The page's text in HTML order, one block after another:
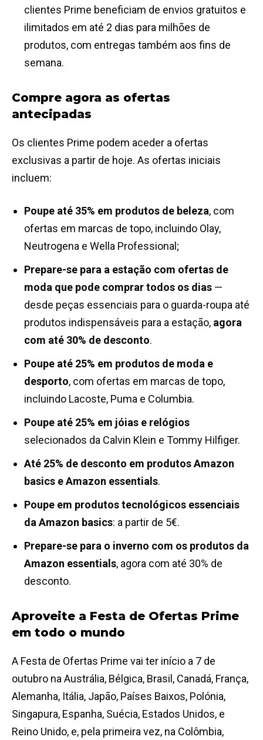
clientes Prime beneficiam de envios gratuitos e
ilimitados em até 2 dias para milhões de
produtos, com entregas também aos fins de
semana.
Compre agora as ofertas
antecipadas
Os clientes Prime podem aceder a ofertas
exclusivas a partir de hoje. As ofertas iniciais
incluem:
Poupe até 35% em produtos de beleza, com
ofertas em marcas de topo, incluindo Olay,
Neutrogena e Wella Professional;
Prepare-se para a estação com ofertas de
moda que pode comprar todos os dias —
desde peças essenciais para o guarda-roupa até
produtos indispensáveis para a estação, agora
com até 30% de desconto.
Poupe até 25% em produtos de moda e
desporto, com ofertas em marcas de topo,
incluindo Lacoste, Puma e Columbia.
Poupe até 25% em jóias e relógios
selecionados da Calvin Klein e Tommy Hilfiger.
Até 25% de desconto em produtosAmazon
basics e Amazon essentials.
Poupe em produtos tecnológicos essenciais
da Amazon basics: a partir de 5€.
Prepare-se para o inverno com os produtos da
Amazon essentials, agora com até 30% de
desconto.
Aproveite a Festa de Ofertas Prime
em todo o mundo
A Festa de Ofertas Prime vai ter início a 7 de
outubro na Austrália, Bélgica, Brasil, Canadá, França,
Alemanha, Itália, Japão, Países Baixos, Polónia,
Singapura, Espanha, Suécia, Estados Unidos, e
Reino Unido, e, pela primeira vez, na Colômbia,